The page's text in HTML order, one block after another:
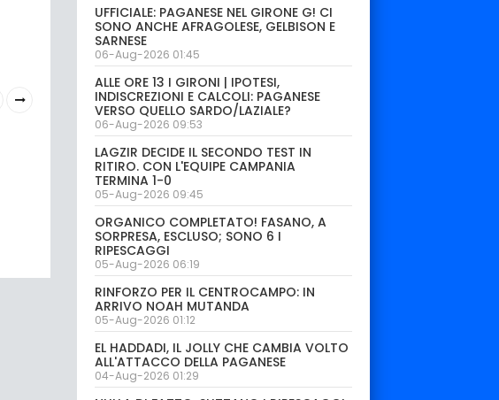
1
Vincenzo
Marruocco
PORTIERE
Alcibiade
DIFENSORE
UFFICIALE: PAGANESE NEL GIRONE G! CI
SONO ANCHE AFRAGOLESE, GELBISON E
SARNESE
06-Aug-2026 01:45
ALLE ORE 13 I GIRONI | IPOTESI,
INDISCREZIONI E CALCOLI: PAGANESE
VERSO QUELLO SARDO/LAZIALE?
06-Aug-2026 09:53
LAGZIR DECIDE IL SECONDO TEST IN
RITIRO. CON L'EQUIPE CAMPANIA
TERMINA 1-0
05-Aug-2026 09:45
ORGANICO COMPLETATO! FASANO, A
SORPRESA, ESCLUSO; SONO 6 I
RIPESCAGGI
05-Aug-2026 06:19
RINFORZO PER IL CENTROCAMPO: IN
ARRIVO NOAH MUTANDA
05-Aug-2026 01:12
EL HADDADI, IL JOLLY CHE CAMBIA VOLTO
ALL'ATTACCO DELLA PAGANESE
04-Aug-2026 01:29